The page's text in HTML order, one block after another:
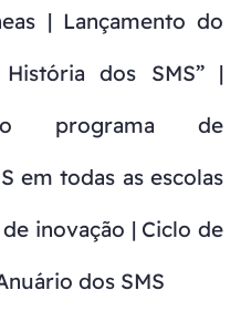
| Lançamento do
dos SMS” |
programa de
em todas as escolas
inovação | Ciclo de
dos SMS